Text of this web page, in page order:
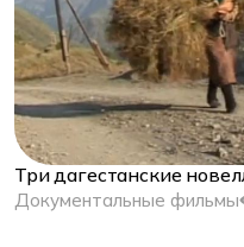
Три дагестанские
Документальные фильмы